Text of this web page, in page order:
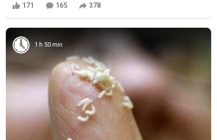
171 165 378
1 h 50 min